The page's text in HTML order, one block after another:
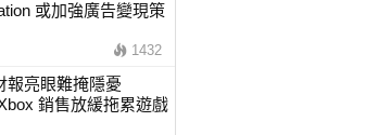
或加強廣告變現策
1432
報亮眼難掩隱憂
銷售放緩拖累遊戲